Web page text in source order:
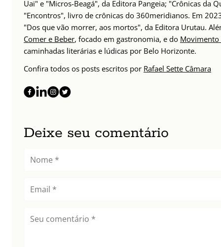
Uai" e "Micros-Beagá", da Editora Pangeia; "Crônicas da
"Encontros", livro de crônicas do 360meridianos. Em
"Dos que vão morrer, aos mortos", da Editora Urutau.
Comer e Beber, focado em gastronomia, e do Movimento
caminhadas literárias e lúdicas por Belo Horizonte.
Confira todos os posts escritos por Rafael Sette Câmara
Deixe seu comentário